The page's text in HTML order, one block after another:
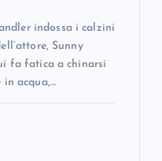
indossa i calzini
Sunny
fa fatica a chinarsi
acqua,…